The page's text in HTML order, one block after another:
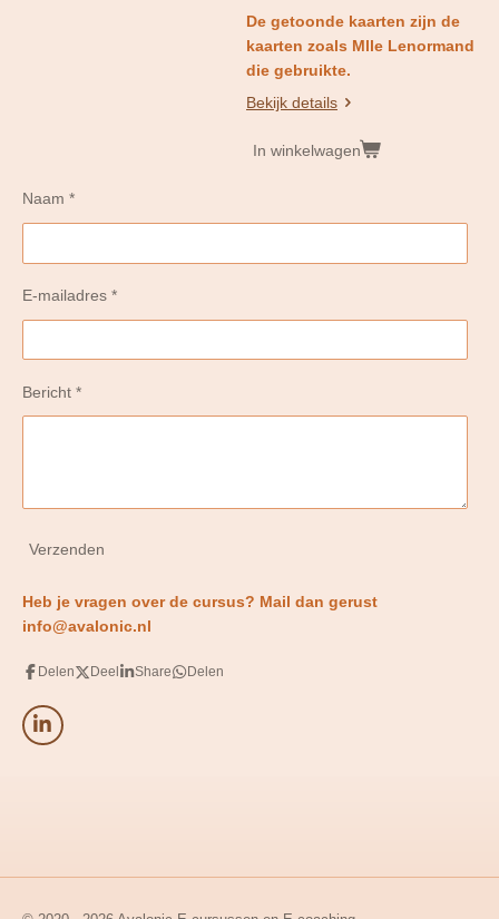
De getoonde kaarten zijn de
kaarten zoals Mlle Lenormand
die gebruikte.
Bekijk details
In winkelwagen
Naam *
E-mailadres *
Bericht *
Verzenden
Heb je vragen over de cursus? Mail dan gerust
info@avalonic.nl
Delen Deel Share Delen
L
i